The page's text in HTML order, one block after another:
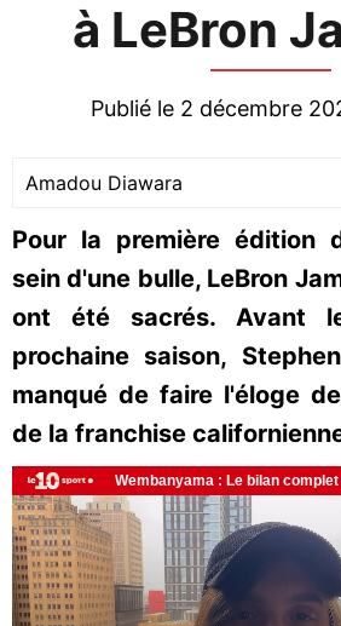
à LeBron
Publié le 2 décembre
Amadou Diawara
Pour la première édition
sein d'une bulle, LeBron
ont été sacrés. Avant
prochaine saison,
manqué de faire l'éloge
de la franchise